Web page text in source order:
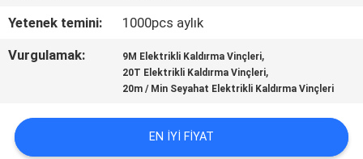
ISTEĞI
SITE
HARITASI
Yetenek temini:
1000pcs aylık
Vurgulamak:
9M Elektrikli Kaldırma Vinçleri,
20T Elektrikli Kaldırma Vinçleri,
20m / Min Seyahat Elektrikli Kaldırma Vinçleri
EN IYI FIYAT